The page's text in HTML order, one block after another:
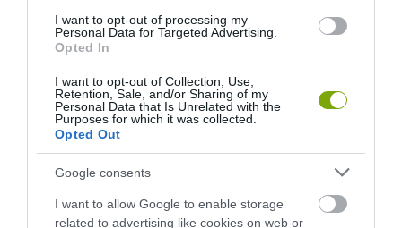
I want to opt-out of processing my
Personal Data for Targeted Advertising.
Opted In
I want to opt-out of Collection, Use,
Retention, Sale, and/or Sharing of my
Personal Data that Is Unrelated with the
Purposes for which it was collected.
Opted Out
Google consents
I want to allow Google to enable storage
related to advertising like cookies on web or
GYÓGYNÖVÉNYKERTBE ÉS
ILLATMÚZEUMBA
2026-08-04
PINCÉSZETÉBE